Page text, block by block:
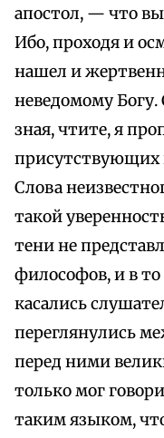
апостол, — что
Ибо, проходя и
нашел и
неведомому Богу.
зная, чтите, я
присутствующих
Слова
такой
тени не
философов, и в
касались
переглянулись
перед ними
только мог
таким языком,